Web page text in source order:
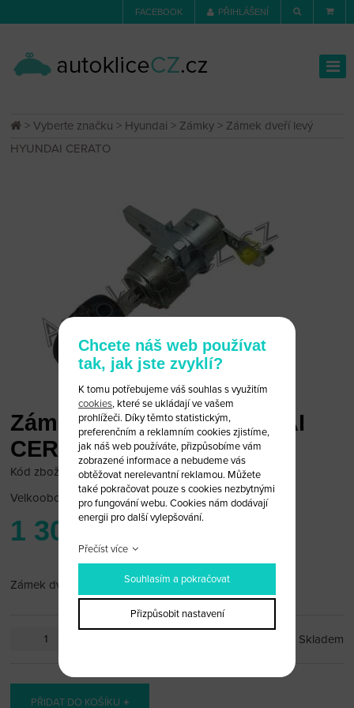
FACEBOOK PŘIHLÁŠENÍ
>Vyberte značku > Hyundai > Zámky > Zámek dveří levý
HYUNDAI CERATO
Zámek dveří levý HYUNDAI
CERATO
Kód zboží: hyundai_zam_01
Velkoobchodní cena:po přihlášení
1 300 Kč
Zámek dveří levý HYUNDAI CERATO
Skladem
PŘIDAT DO KOŠÍKU
Chcete náš web používat
tak, jak jste zvyklí?
K tomu potřebujeme váš souhlas s využitím
cookies, které se ukládají ve vašem
prohlížeči. Díky těmto statistickým,
preferenčním a reklamním cookies zjistíme,
jak náš web používáte, přizpůsobíme vám
zobrazené informace a nebudeme vás
obtěžovat nerelevantní reklamou. Můžete
také pokračovat pouze s cookies nezbytnými
pro fungování webu. Cookies nám dodávají
energii pro další vylepšování.
Přečíst více
Souhlasím a pokračovat
Přizpůsobit nastavení